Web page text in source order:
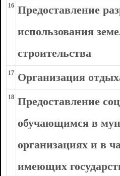
16 Предоставление
использования
строительства
17 Организация
18 Предоставление
обучающимся в
организациях и в
имеющих